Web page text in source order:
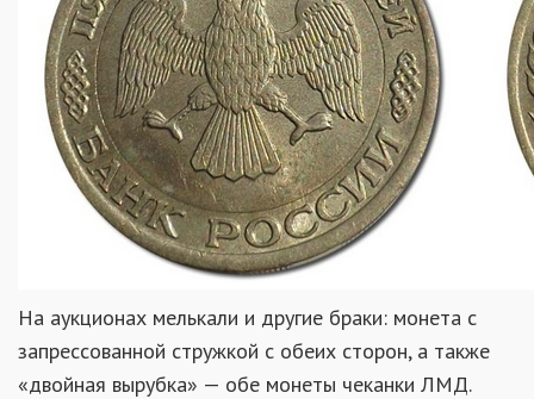
На аукционах мелькали и другие браки: монета с
запрессованной стружкой с обеих сторон, а также
«двойная вырубка» — обе монеты чеканки ЛМД.